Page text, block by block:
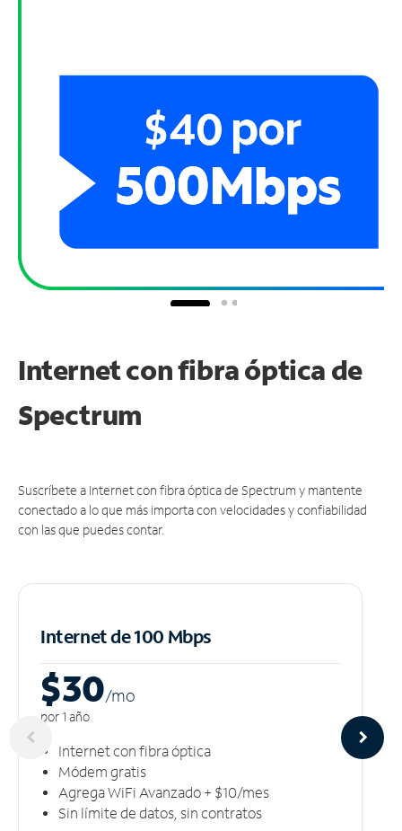
Internet con fibra óptica de
Spectrum
Suscríbete a Internet con fibra óptica de Spectrum y mantente
conectado a lo que más importa con velocidades y confiabilidad
con las que puedes contar.
Internet de 100 Mbps
$30/mo
por 1 año
Internet con fibra óptica
Módem gratis
Agrega WiFi Avanzado + $10/mes
Sin límite de datos, sin contratos